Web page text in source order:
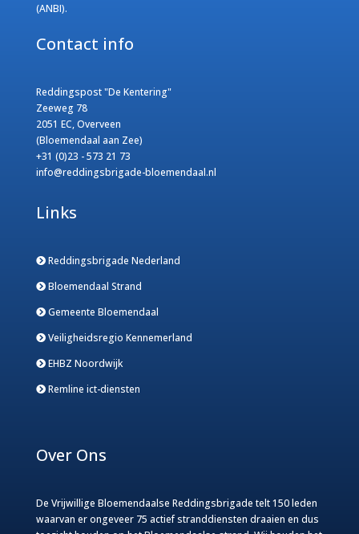
(ANBI).
Contact info
Reddingspost "De Kentering"
Zeeweg 78
2051 EC, Overveen
(Bloemendaal aan Zee)
+31 (0)23 - 573 21 73
info@reddingsbrigade-bloemendaal.nl
Links
Reddingsbrigade Nederland
Bloemendaal Strand
Gemeente Bloemendaal
Veiligheidsregio Kennemerland
EHBZ Noordwijk
Remline ict-diensten
Over Ons
De Vrijwillige Bloemendaalse Reddingsbrigade telt 150 leden
waarvan er ongeveer 75 actief stranddiensten draaien en dus